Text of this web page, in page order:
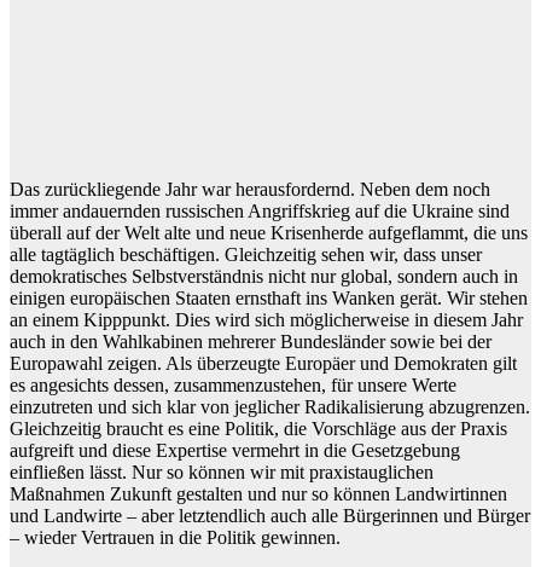
Das zurückliegende Jahr war herausfordernd. Neben dem noch
immer andauernden russischen Angriffskrieg auf die Ukraine sind
überall auf der Welt alte und neue Krisenherde aufgeflammt, die uns
alle tagtäglich beschäftigen. Gleichzeitig sehen wir, dass unser
demokratisches Selbstverständnis nicht nur global, sondern auch in
einigen europäischen Staaten ernsthaft ins Wanken gerät. Wir stehen
an einem Kipppunkt. Dies wird sich möglicherweise in diesem Jahr
auch in den Wahlkabinen mehrerer Bundesländer sowie bei der
Europawahl zeigen. Als überzeugte Europäer und Demokraten gilt
es angesichts dessen, zusammenzustehen, für unsere Werte
einzutreten und sich klar von jeglicher Radikalisierung abzugrenzen.
Gleichzeitig braucht es eine Politik, die Vorschläge aus der Praxis
aufgreift und diese Expertise vermehrt in die Gesetzgebung
einfließen lässt. Nur so können wir mit praxistauglichen
Maßnahmen Zukunft gestalten und nur so können Landwirtinnen
und Landwirte – aber letztendlich auch alle Bürgerinnen und Bürger
– wieder Vertrauen in die Politik gewinnen.